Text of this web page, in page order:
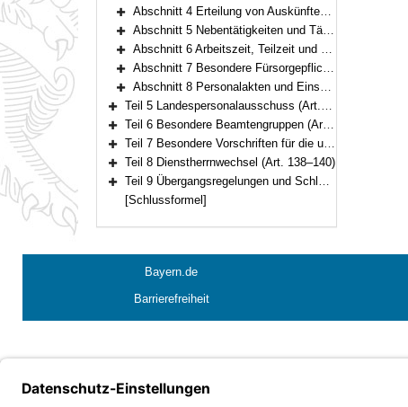
Bereich erweitern
Abschnitt 4 Erteilung von Auskünften (Art. 80)
Bereich erweitern
Abschnitt 5 Nebentätigkeiten und Tätigkeiten von Ruhestandsbeamten und Ruhestandsbeamtinnen sowie früheren Beamten und Beamtinnen mit Versorgungsbezügen (Art. 81–86)
Bereich erweitern
Abschnitt 6 Arbeitszeit, Teilzeit und Beurlaubung (Art. 87–95)
Bereich erweitern
Abschnitt 7 Besondere Fürsorgepflichten (Art. 96–101)
Bereich erweitern
Abschnitt 8 Personalakten und Einsatz automatisierter Verfahren (Art. 102–111)
Bereich erweitern
Teil 5 Landespersonalausschuss (Art. 112–120)
Bereich erweitern
Teil 6 Besondere Beamtengruppen (Art. 121–134)
Bereich erweitern
Teil 7 Besondere Vorschriften für die unter der Aufsicht des Staates stehenden Körperschaften, Anstalten und Stiftungen des öffentlichen Rechts (Art. 135–137)
Bereich erweitern
Teil 8 Dienstherrnwechsel (Art. 138–140)
Bereich erweitern
Teil 9 Übergangsregelungen und Schlussvorschriften (Art. 141–147)
[Schlussformel]
Bayern.de
Barrierefreiheit